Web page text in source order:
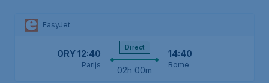
EasyJet
ORY12:40
Parijs
Direct
02h 00m
14:40
Rome